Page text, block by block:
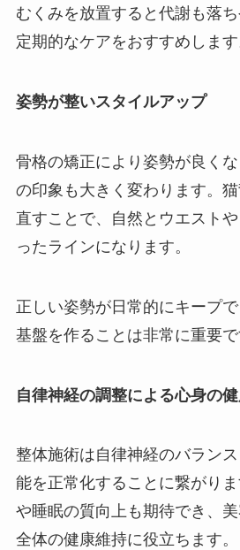
むくみを放置すると代謝も落ち
定期的なケアをおすすめします
姿勢が整いスタイルアップ
骨格の矯正により姿勢が良く
の印象も大きく変わります。
直すことで、自然とウエスト
ったラインになります。
正しい姿勢が日常的にキープ
基盤を作ることは非常に重要で
自律神経の調整による心身の
整体施術は自律神経のバラン
能を正常化することに繋がり
や睡眠の質向上も期待でき、
全体の健康維持に役立ちます。